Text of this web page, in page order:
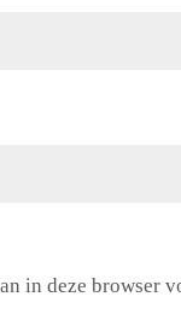
in deze browser